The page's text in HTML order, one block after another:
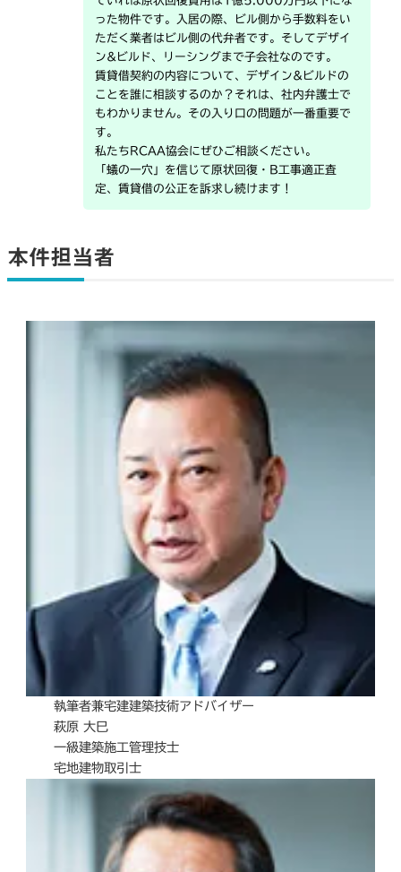
った物件です。入居の際、ビル側から手数料をい
ただく業者はビル側の代弁者です。そしてデザイ
ン&ビルド、リーシングまで子会社なのです。
賃貸借契約の内容について、デザイン&ビルドの
ことを誰に相談するのか？それは、社内弁護士で
もわかりません。その入り口の問題が一番重要で
す。
私たちRCAA協会にぜひご相談ください。
「蟻の一穴」を信じて原状回復・B工事適正査
定、賃貸借の公正を訴求し続けます！
本件担当者
執筆者兼宅建建築技術アドバイザー
萩原 大巳
一級建築施工管理技士
宅地建物取引士